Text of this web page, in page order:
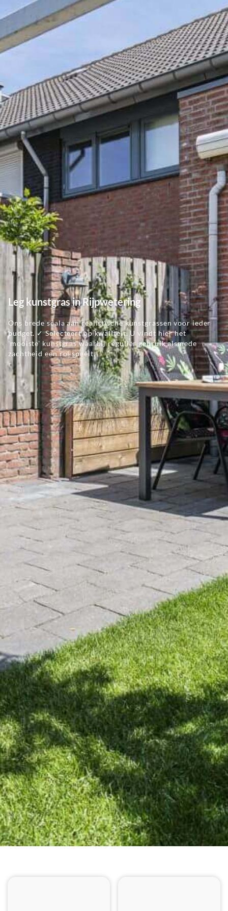
Leg kunstgras in Rijpwetering
Ons brede scala aan realistische kunstgrassen voor ieder
budget. ✓ Selecteert op kwaliteit. U vindt hier het
'mooiste' kunstgras waarbij regulier gebruik alsmede
zachtheid een rol speelt.